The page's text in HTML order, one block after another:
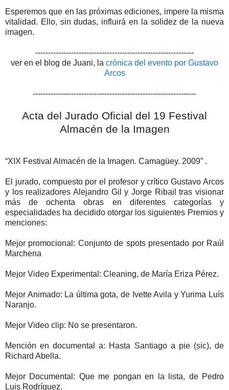
Esperemos que en las próximas ediciones, impere la misma
vitalidad. Ello, sin dudas, influirá en la solidez de la nueva
imagen.
--------------------------------------------------------------
ver en el blog de Juani, la crónica del evento por Gustavo
Arcos
----------------------------------------------------------------
Acta del Jurado Oficial del 19 Festival
Almacén de la Imagen
“XIX Festival Almacén de la Imagen. Camagüey. 2009” .
El jurado, compuesto por el profesor y crítico Gustavo Arcos
y los realizadores Alejandro Gil y Jorge Ribail tras visionar
más de ochenta obras en diferentes categorías y
especialidades ha decidido otorgar los siguientes Premios y
menciones:
Mejor promocional: Conjunto de spots presentado por Raúl
Marchena
Mejor Video Experimental: Cleaning, de María Eriza Pérez.
Mejor Animado: La última gota, de Ivette Avila y Yurima Luís
Naranjo.
Mejor Video clip: No se presentaron.
Mención en documental a: Hasta Santiago a pie (sic), de
Richard Abella.
Mejor Documental: Que me pongan en la lista, de Pedro
Luis Rodríguez.